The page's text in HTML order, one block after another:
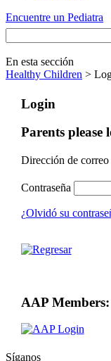
Encuentre un Pediatra
En esta sección
Healthy Children >
Login
Parents please
Dirección de
Contraseña
¿Olvidó su
AAP Members:
Síganos